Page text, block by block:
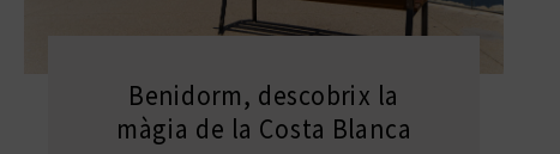
Benidorm, descobrix la
màgia de la Costa Blanca